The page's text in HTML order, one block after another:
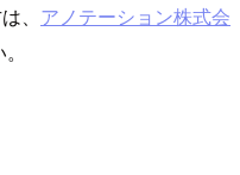
、 アノテーション株式会